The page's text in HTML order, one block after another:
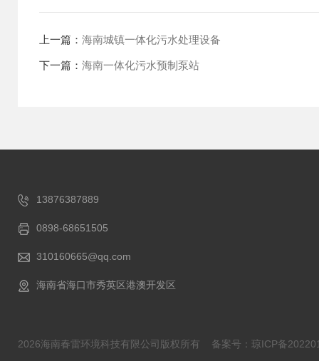
上一篇： 海南城镇一体化污水处理设备
下一篇： 海南一体化污水预制泵站
13876387889
0898-68651505
310160665@qq.com
海南省海口市秀英区港澳开发区
2026海南春雷环境科技有限公司版权所有 备案号：琼ICP备